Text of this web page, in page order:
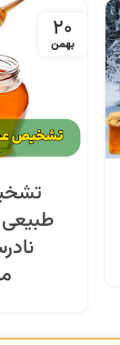
20
بهمن